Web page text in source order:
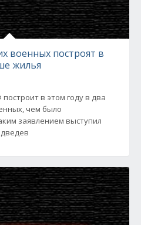
военных построят в
жилья
в этом году в два
чем было
заявлением выступил